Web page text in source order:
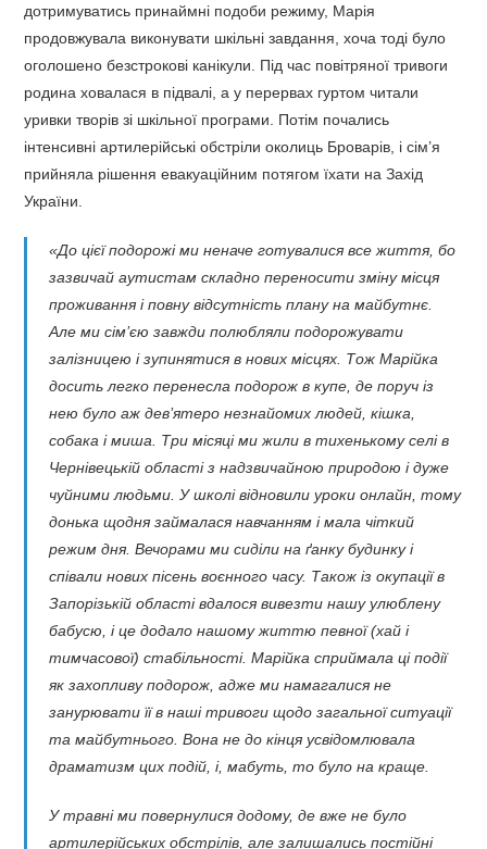
дотримуватись принаймні подоби режиму, Марія
продовжувала виконувати шкільні завдання, хоча тоді було
оголошено безстрокові канікули. Під час повітряної тривоги
родина ховалася в підвалі, а у перервах гуртом читали
уривки творів зі шкільної програми. Потім почались
інтенсивні артилерійські обстріли околиць Броварів, і сім’я
прийняла рішення евакуаційним потягом їхати на Захід
України.
«До цієї подорожі ми неначе готувалися все життя, бо
зазвичай аутистам складно переносити зміну місця
проживання і повну відсутність плану на майбутнє.
Але ми сім’єю завжди полюбляли подорожувати
залізницею і зупинятися в нових місцях. Тож Марійка
досить легко перенесла подорож в купе, де поруч із
нею було аж дев’ятеро незнайомих людей, кішка,
собака і миша. Три місяці ми жили в тихенькому селі в
Чернівецькій області з надзвичайною природою і дуже
чуйними людьми. У школі відновили уроки онлайн, тому
донька щодня займалася навчанням і мала чіткий
режим дня. Вечорами ми сиділи на ґанку будинку і
співали нових пісень воєнного часу. Також із окупації в
Запорізькій області вдалося вивезти нашу улюблену
бабусю, і це додало нашому життю певної (хай і
тимчасової) стабільності. Марійка сприймала ці події
як захопливу подорож, адже ми намагалися не
занурювати її в наші тривоги щодо загальної ситуації
та майбутнього. Вона не до кінця усвідомлювала
драматизм цих подій, і, мабуть, то було на краще.
У травні ми повернулися додому, де вже не було
артилерійських обстрілів, але залишались постійні